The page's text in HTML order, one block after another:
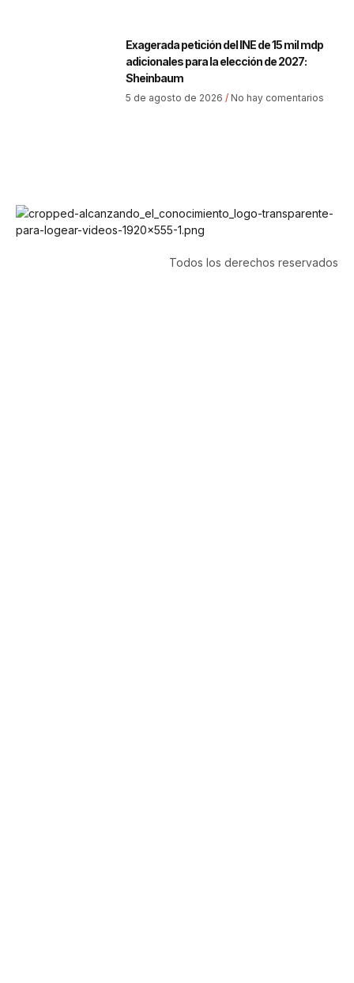
Exagerada petición del INE de 15 mil mdp
adicionales para la elección de 2027:
Sheinbaum
5 de agosto de 2026 No hay comentarios
Todos los derechos reservados